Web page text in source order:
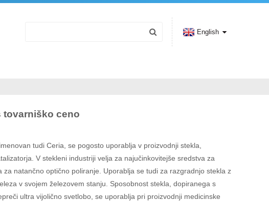
English
tovarniško ceno
tudi Ceria, se pogosto uporablja v proizvodnji stekla,
V stekleni industriji velja za najučinkovitejše sredstva za
za natančno optično poliranje. Uporablja se tudi za razgradnjo stekla z
v svojem železovem stanju. Sposobnost stekla, dopiranega s
ultra vijolično svetlobo, se uporablja pri proizvodnji medicinske